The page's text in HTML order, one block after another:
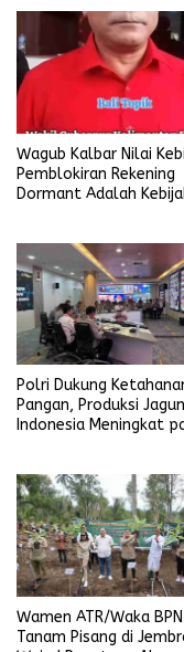
Wagub Kalbar Nilai
Pemblokiran Rekening
Dormant Adalah
Polri Dukung
Pangan, Produksi
Indonesia Meningkat
Wamen ATR/Waka BPN
Tanam Pisang di